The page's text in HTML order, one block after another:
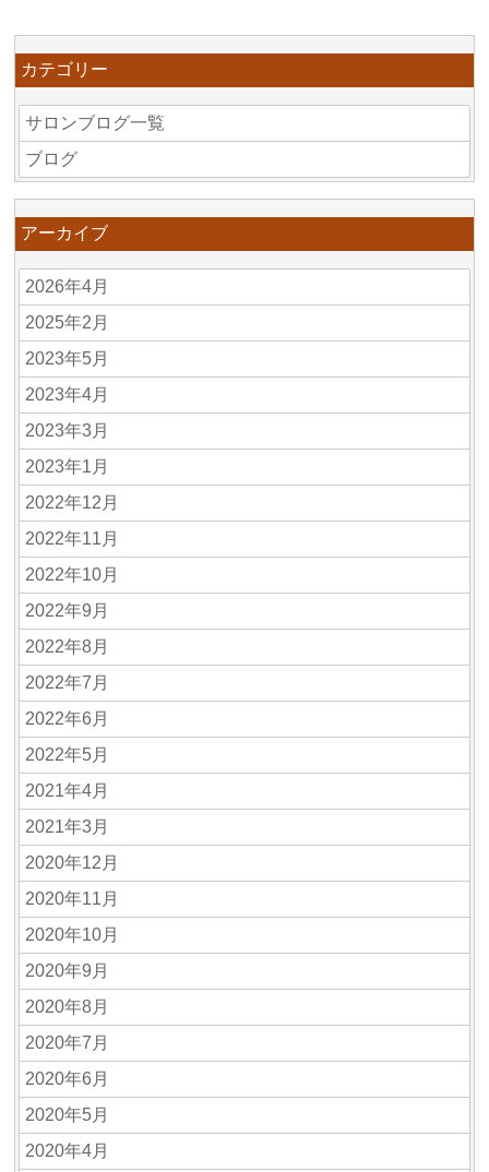
カテゴリー
サロンブログ一覧
ブログ
アーカイブ
2026年4月
2025年2月
2023年5月
2023年4月
2023年3月
2023年1月
2022年12月
2022年11月
2022年10月
2022年9月
2022年8月
2022年7月
2022年6月
2022年5月
2021年4月
2021年3月
2020年12月
2020年11月
2020年10月
2020年9月
2020年8月
2020年7月
2020年6月
2020年5月
2020年4月